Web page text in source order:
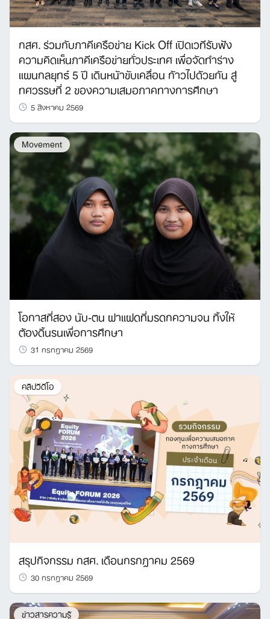
กสศ. ร่วมกับภาคีเครือข่าย Kick Off เปิดเวทีรับฟัง
ความคิดเห็นภาคีเครือข่ายทั่วประเทศ เพื่อจัดทำร่าง
แผนกลยุทธ์ 5 ปี เดินหน้าขับเคลื่อน ก้าวไปด้วยกัน สู่
ทศวรรษที่ 2 ของความเสมอภาคทางการศึกษา
5 สิงหาคม 2569
Movement
โอกาสที่สอง นับ-ตน ฝาแฝดที่มรดกความจน ทิ้งให้
ต้องดิ้นรนเพื่อการศึกษา
31 กรกฎาคม 2569
คลิปวิดีโอ
สรุปกิจกรรม กสศ. เดือนกรกฎาคม 2569
30 กรกฎาคม 2569
ข่าวสารความรู้